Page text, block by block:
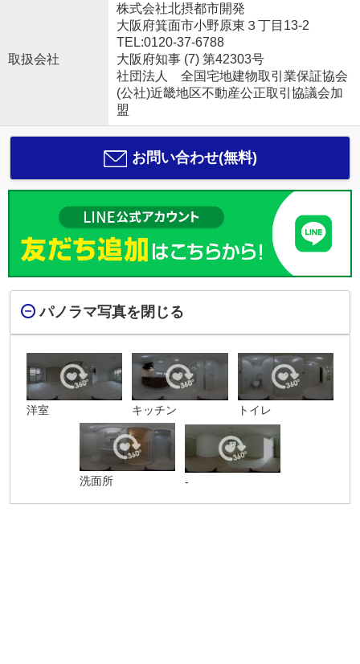
取扱会社
株式会社北摂都市開発
大阪府箕面市小野原東３丁目13-2
TEL:0120-37-6788
大阪府知事 (7) 第42303号
社団法人 全国宅地建物取引業保証協会
(公社)近畿地区不動産公正取引協議会加
盟
お問い合わせ(無料)
パノラマ写真を閉じる
洋室 キッチン トイレ
洗面所 -